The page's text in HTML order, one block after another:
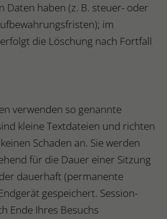
Daten haben (z. B. steuer- oder
im
die Löschung nach Fortfall
verwenden so genannte
kleine Textdateien und richten
Schaden an. Sie werden
für die Dauer einer Sitzung
dauerhaft (permanente
gespeichert. Session-
Ende Ihres Besuchs